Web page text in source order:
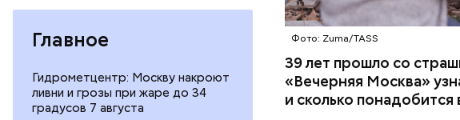
Главное
Гидрометцентр: Москву накроют
ливни и грозы при жаре до 34
градусов 7 августа
Фото: Zuma/TASS
39 лет прошло со
«Вечерняя Москва»
и сколько